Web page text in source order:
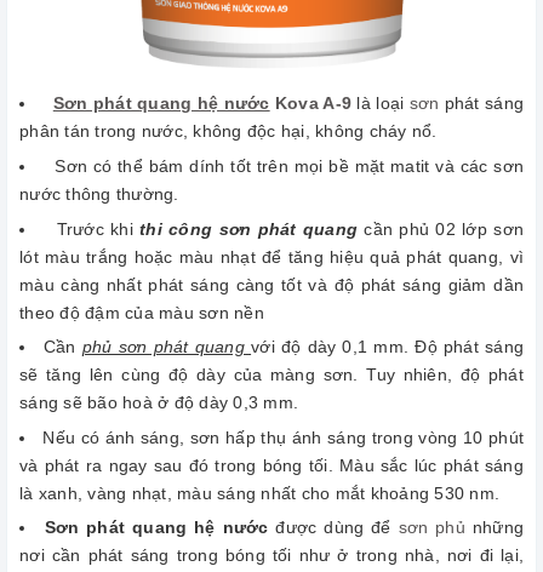
Sơn phát quang hệ nước Kova A-9 là loại sơn phát sáng
phân tán trong nước, không độc hại, không cháy nổ.
Sơn có thể bám dính tốt trên mọi bề mặt matit và các sơn
nước thông thường.
Trước khithi công sơn phát quangcần phủ 02 lớp sơn
lót màu trắng hoặc màu nhạt để tăng hiệu quả phát quang, vì
màu càng nhất phát sáng càng tốt và độ phát sáng giảm dần
theo độ đậm của màu sơn nền
Cần phủ sơn phát quangvới độ dày 0,1 mm. Độ phát sáng
sẽ tăng lên cùng độ dày của màng sơn. Tuy nhiên, độ phát
sáng sẽ bão hoà ở độ dày 0,3 mm.
Nếu có ánh sáng, sơn hấp thụ ánh sáng trong vòng 10 phút
và phát ra ngay sau đó trong bóng tối. Màu sắc lúc phát sáng
là xanh, vàng nhạt, màu sáng nhất cho mắt khoảng 530 nm.
Sơn phát quang hệ nướcđược dùng để sơn phủ những
nơi cần phát sáng trong bóng tối như ở trong nhà, nơi đi lại,